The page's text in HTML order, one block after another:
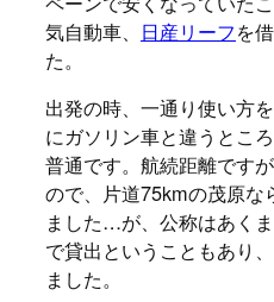
気自動車、 日産リーフを
た。
出発の時、一通り使い方
にガソリン車と違うとこ
普通です。航続距離です
ので、片道75kmの茂原な
ました…が、公称はあく
で貸出ということもあり
ました。